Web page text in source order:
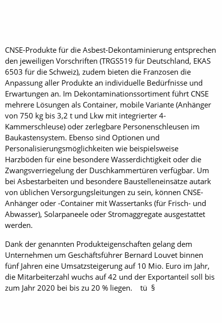
CNSE-Produkte für die Asbest-Dekontaminierung entsprechen
den jeweiligen Vorschriften (TRGS519 für Deutschland, EKAS
6503 für die Schweiz), zudem bieten die Franzosen die
Anpassung aller Produkte an individuelle Bedürfnisse und
Erwartungen an. Im Dekontaminationssortiment führt CNSE
mehrere Lösungen als Container, mobile Variante (Anhänger
von 750 kg bis 3,2 t und Lkw mit ­integrierter 4-
Kammerschleuse) oder zerlegbare Personenschleusen im
Baukastensystem. Ebenso sind Optionen und
Personalisierungsmöglichkeiten wie beispielsweise
Harzböden für eine besondere Wasserdichtigkeit oder die
Zwangsverriegelung der Duschkammertüren verfügbar. Um
bei Asbestarbeiten und besondere Baustelleneinsätze autark
von üblichen Versorgungsleitungen zu sein, können CNSE-
Anhänger oder -Container mit Wassertanks (für Frisch- und
Abwasser), Solarpaneele oder Stromaggregate ausgestattet
werden.
Dank der genannten Produkteigenschaften gelang dem
Unternehmen um Geschäftsführer Bernard Louvet binnen
fünf Jahren eine Umsatzsteigerung auf 10 Mio. Euro im Jahr,
die Mitarbeiterzahl wuchs auf 42 und der Exportanteil soll bis
zum Jahr 2020 bei bis zu 20 % liegen. tü §